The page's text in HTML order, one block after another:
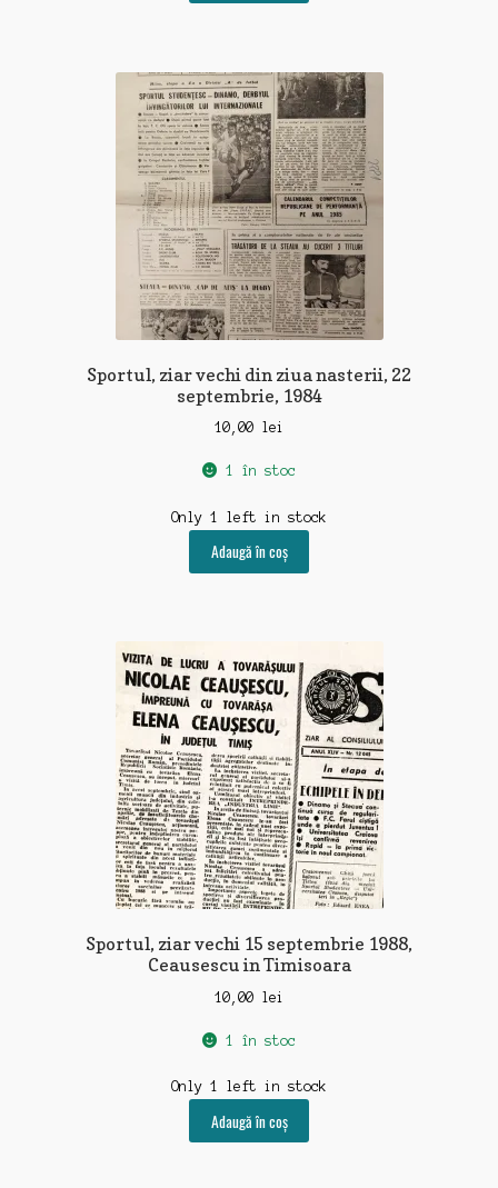
Sportul, ziar vechi din ziua nasterii, 22
septembrie, 1984
10,00 lei
1 în stoc
Only 1 left in stock
Adaugă în coș
Sportul, ziar vechi 15 septembrie 1988,
Ceausescu in Timisoara
10,00 lei
1 în stoc
Only 1 left in stock
Adaugă în coș